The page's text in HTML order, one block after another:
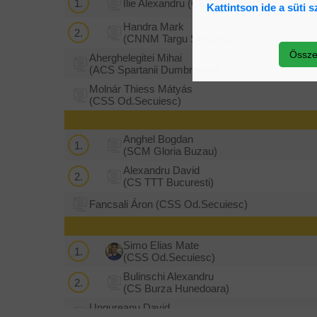
1.
Ilie Alexandru (CSS Craiova)
2.
Handra Mark
(CNNM Targu Secuiesc)
Aherghelegitei Mihai
(ACS Spartanii Dumbraveni)
Molnár Thiess Mátyás
(CSS Od.Secuiesc)
1.
Anghel Bogdan
(SCM Gloria Buzau)
2.
Alexandru David
(CS TTT Bucuresti)
Fancsali Áron (CSS Od.Secuiesc)
1.
Simo Elias Mate
(CSS Od.Secuiesc)
2.
Bulinschi Alexandru
(CS Burza Hunedoara)
Ungureanu David
Kattintson ide a süti